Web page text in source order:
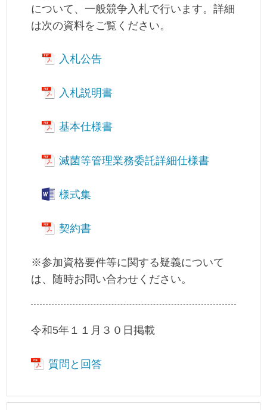
について、一般競争入札で行います。詳細
は次の資料をご覧ください。
入札公告
入札説明書
基本仕様書
滅菌等管理業務委託詳細仕様書
様式集
契約書
※参加資格要件等に関する疑義について
は、随時お問い合わせください。
令和5年１１月３０日掲載
質問と回答